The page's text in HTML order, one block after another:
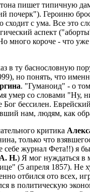
пишет типичную
почерк"). Героиню
с ума. Все это
аспект
короче - что
в ту баснословную
но понять, что
. "Гуманоид" - о
умер со словами "Ну,
бессилен.
нам, людям, как
критика
что
журнал Фета!!) я
А. Н.) Я мог нуждаться в
(5 апреля 1857).
отбился ото всех,
в политическую